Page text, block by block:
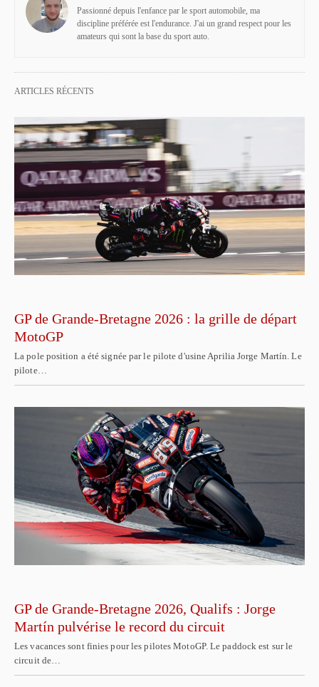
Passionné depuis l'enfance par le sport automobile, ma
discipline préférée est l'endurance. J'ai un grand respect pour les
amateurs qui sont la base du sport auto.
ARTICLES RÉCENTS
GP de Grande-Bretagne 2026 : la grille de départ
MotoGP
La pole position a été signée par le pilote d'usine Aprilia Jorge Martín. Le
pilote…
GP de Grande-Bretagne 2026, Qualifs : Jorge
Martín pulvérise le record du circuit
Les vacances sont finies pour les pilotes MotoGP. Le paddock est sur le
circuit de…